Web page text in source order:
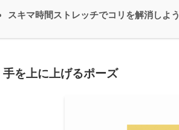
スキマ時間ストレッチでコリを解消しよ
手を上に上げるポーズ